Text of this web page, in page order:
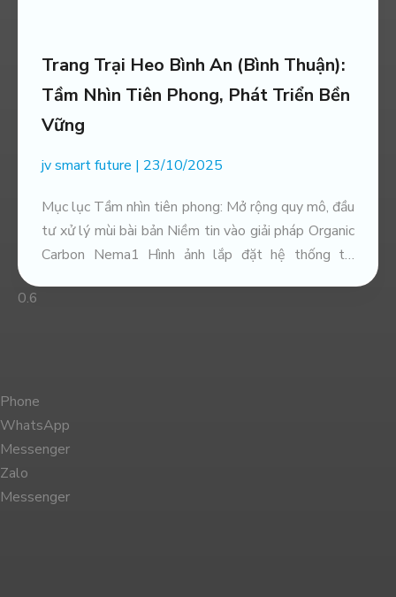
Trang Trại Heo Bình An (Bình Thuận):
Tầm Nhìn Tiên Phong, Phát Triển Bền
Vững
jv smart future 23/10/2025
Mục lục Tầm nhìn tiên phong: Mở rộng quy mô, đầu
tư xử lý mùi bài bản Niềm tin vào giải pháp Organic
Carbon Nema1 Hình ảnh lắp đặt hệ thống tại
Phone
WhatsApp
Messenger
Zalo
Messenger